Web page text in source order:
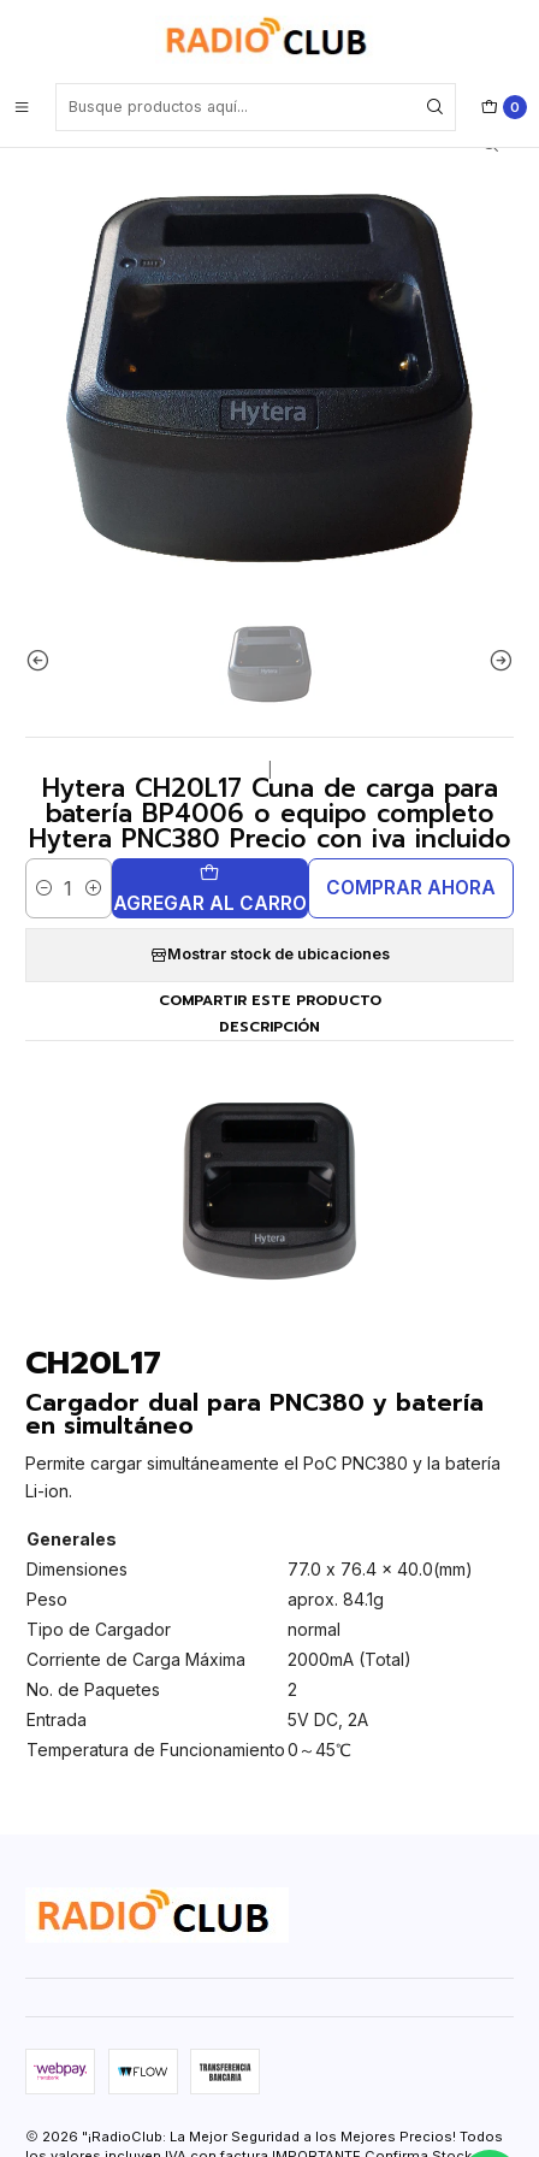
0
Hytera CH20L17 Cuna de carga para batería BP4006 o equipo
completo Hytera PNC380 Precio con iva incluido
Hytera CH20L17 Cuna de carga para
batería BP4006 o equipo completo
Hytera PNC380 Precio con iva incluido
Cantidad AGREGAR AL CARRO
COMPRAR AHORA
Mostrar stock de ubicaciones
COMPARTIR ESTE PRODUCTO
DESCRIPCIÓN
CH20L17
Cargador dual para PNC380 y batería
en simultáneo
Permite cargar simultáneamente el PoC PNC380 y la batería
Li-ion.
Generales
Dimensiones
77.0 x 76.4 x 40.0(mm)
Peso
aprox. 84.1g
Tipo de Cargador
normal
Corriente de Carga Máxima
2000mA (Total)
No. de Paquetes
2
Entrada
5V DC, 2A
Temperatura de Funcionamiento0～45℃
2026 "¡RadioClub: La Mejor Seguridad a los Mejores Precios! Todos